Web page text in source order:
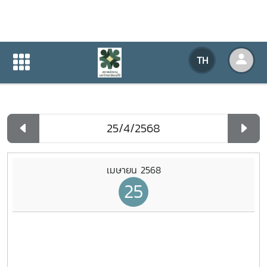
TH
ปฏิทินกิจกรรมของหน่วยงาน
ปฏิทินกิจกรรมของหน่วยงาน
เมษายน 2568
25